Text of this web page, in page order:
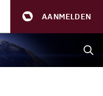
AANMELDEN